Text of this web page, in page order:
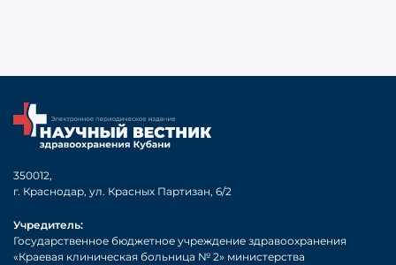
350012,
г. Краснодар, ул. Красных Партизан, 6/2
Учредитель:
Государственное бюджетное учреждение здравоохранения
«Краевая клиническая больница № 2» министерства